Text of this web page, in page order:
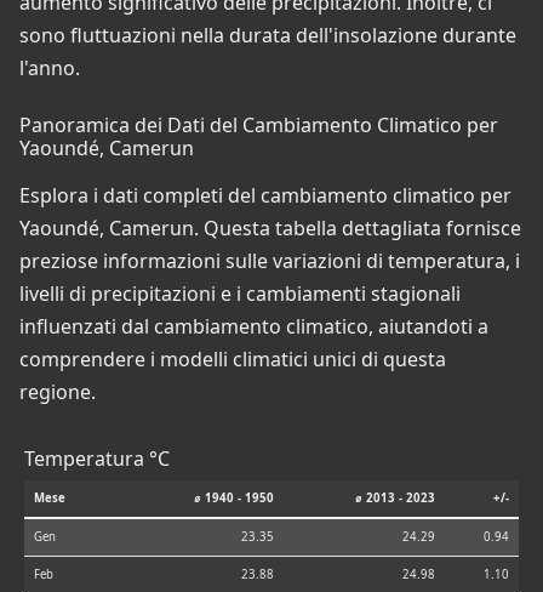
sono fluttuazioni nella durata dell'insolazione durante
l'anno.
Panoramica dei Dati del Cambiamento Climatico per
Yaoundé, Camerun
Esplora i dati completi del cambiamento climatico per
Yaoundé, Camerun. Questa tabella dettagliata fornisce
preziose informazioni sulle variazioni di temperatura, i
livelli di precipitazioni e i cambiamenti stagionali
influenzati dal cambiamento climatico, aiutandoti a
comprendere i modelli climatici unici di questa
regione.
Temperatura °C
Mese ⌀ 1940 - 1950 ⌀ 2013 - 2023 +/-
Gen 23.35 24.29 0.94
Feb 23.88 24.98 1.10